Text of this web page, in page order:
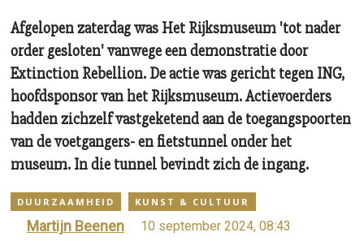
DUURZAAMHEID KUNST & CULTUUR
10 september 2024, 08:43
Martijn Beenen
Afgelopen zaterdag was Het Rijksmuseum 'tot nader
order gesloten' vanwege een demonstratie door
Extinction Rebellion. De actie was gericht tegen ING,
hoofdsponsor van het Rijksmuseum. Actievoerders
hadden zichzelf vastgeketend aan de toegangspoorten
van de voetgangers- en fietstunnel onder het
museum. In die tunnel bevindt zich de ingang.